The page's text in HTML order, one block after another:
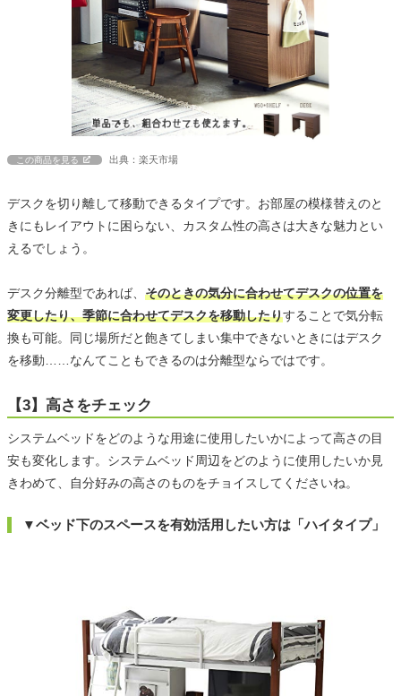
この商品を見る 出典：楽天市場
デスクを切り離して移動できるタイプです。お部屋の模様替えのと
きにもレイアウトに困らない、カスタム性の高さは大きな魅力とい
えるでしょう。
デスク分離型であれば、 そのときの気分に合わせてデスクの位置を
変更したり、季節に合わせてデスクを移動したりすることで気分転
換も可能。同じ場所だと飽きてしまい集中できないときにはデスク
を移動……なんてこともできるのは分離型ならではです。
【3】高さをチェック
システムベッドをどのような用途に使用したいかによって高さの目
安も変化します。システムベッド周辺をどのように使用したいか見
きわめて、自分好みの高さのものをチョイスしてくださいね。
▼ベッド下のスペースを有効活用したい方は「ハイタイプ」